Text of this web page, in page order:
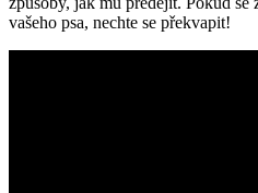
vašeho psa, nechte se překvapit!